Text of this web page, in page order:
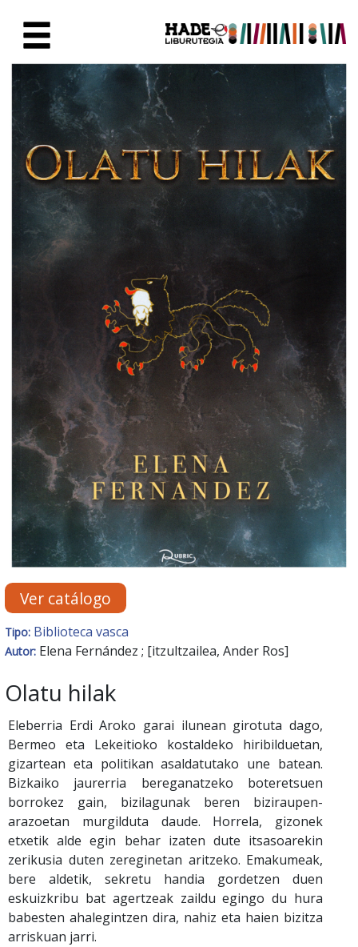
Ficha de Novedades -
Ver catálogo
Tipo: Biblioteca vasca
Autor: Elena Fernández ; [itzultzailea, Ander Ros]
Olatu hilak
Eleberria Erdi Aroko garai ilunean girotuta dago,
Bermeo eta Lekeitioko kostaldeko hiribilduetan,
gizartean eta politikan asaldatutako une batean.
Bizkaiko jaurerria bereganatzeko boteretsuen
borrokez gain, bizilagunak beren biziraupen-
arazoetan murgilduta daude. Horrela, gizonek
etxetik alde egin behar izaten dute itsasoarekin
zerikusia duten zereginetan aritzeko. Emakumeak,
bere aldetik, sekretu handia gordetzen duen
eskuizkribu bat agertzeak zaildu egingo du hura
babesten ahalegintzen dira, nahiz eta haien bizitza
arriskuan jarri.